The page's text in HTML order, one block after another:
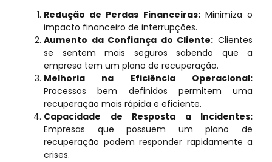
Redução de Perdas Financeiras:Minimiza o
impacto financeiro de interrupções.
Aumento da Confiança do Cliente: Clientes
se sentem mais seguros sabendo que a
empresa tem um plano de recuperação.
Melhoria na Eficiência Operacional:
Processos bem definidos permitem uma
recuperação mais rápida e eficiente.
Capacidade de Resposta a Incidentes:
Empresas que possuem um plano de
recuperação podem responder rapidamente a
crises.